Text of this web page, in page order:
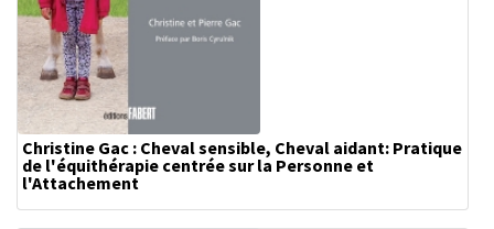
Christine Gac : Cheval sensible, Cheval aidant: Pratique
de l'équithérapie centrée sur la Personne et
l'Attachement